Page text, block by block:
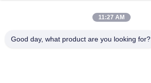
11:27 AM
Good day, what product are you looking for?